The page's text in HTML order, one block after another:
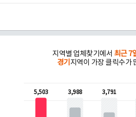
지역별 업체찾기에서 최근 7
경기 지역이 가장 클릭수가
5,503 3,988 3,791